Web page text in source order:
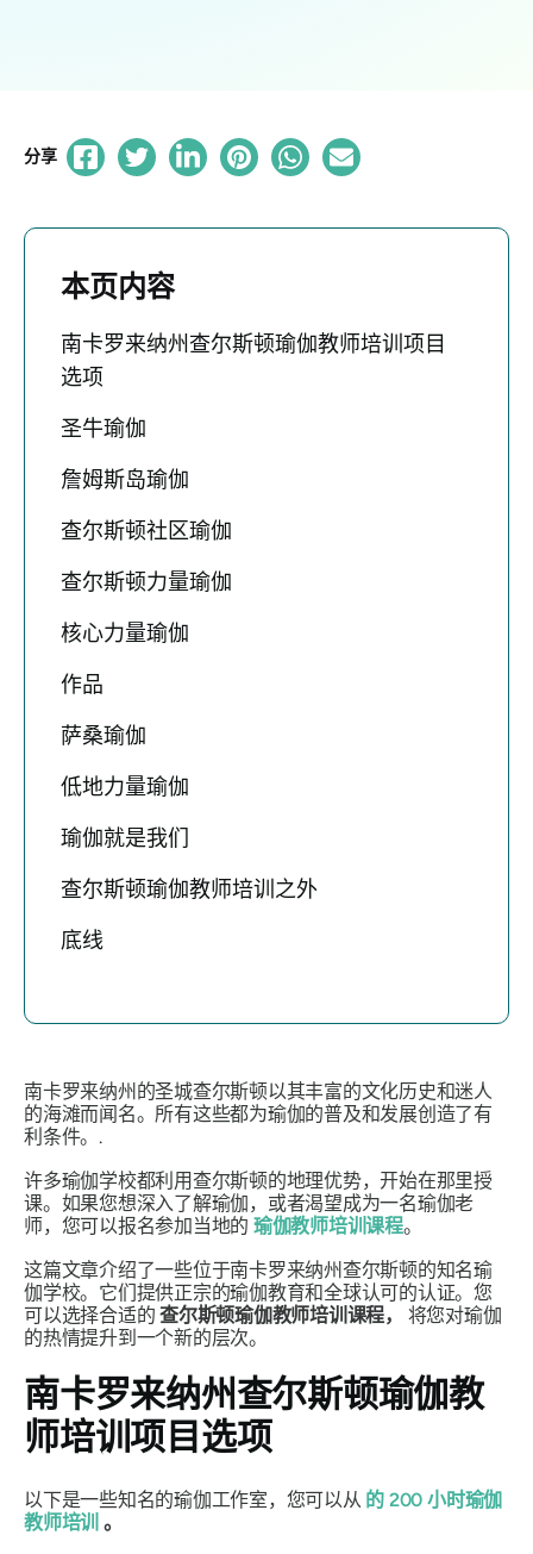
分享
本页内容
南卡罗来纳州查尔斯顿瑜伽教师培训项目
选项
圣牛瑜伽
詹姆斯岛瑜伽
查尔斯顿社区瑜伽
查尔斯顿力量瑜伽
核心力量瑜伽
作品
萨桑瑜伽
低地力量瑜伽
瑜伽就是我们
查尔斯顿瑜伽教师培训之外
底线
南卡罗来纳州的圣城查尔斯顿以其丰富的文化历史和迷人
的海滩而闻名。所有这些都为瑜伽的普及和发展创造了有
利条件。.
许多瑜伽学校都利用查尔斯顿的地理优势，开始在那里授
课。如果您想深入了解瑜伽，或者渴望成为一名瑜伽老
师，您可以报名参加当地的 瑜伽教师培训课程。
这篇文章介绍了一些位于南卡罗来纳州查尔斯顿的知名瑜
伽学校。它们提供正宗的瑜伽教育和全球认可的认证。您
可以选择合适的查尔斯顿瑜伽教师培训课程， 将您对瑜伽
的热情提升到一个新的层次。
南卡罗来纳州查尔斯顿瑜伽教
师培训项目选项
以下是一些知名的瑜伽工作室，您可以从 的 200 小时瑜伽
教师培训 。